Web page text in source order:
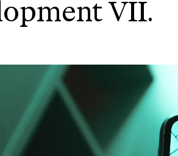
VII.